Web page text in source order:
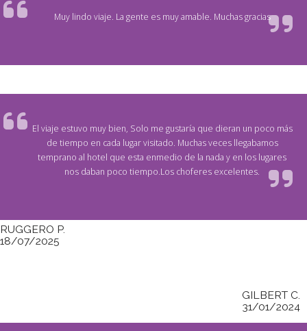
Muy lindo viaje. La gente es muy amable. Muchas gracias
El viaje estuvo muy bien, Solo me gustaría que dieran un poco más
de tiempo en cada lugar visitado. Muchas veces llegabamos
temprano al hotel que esta enmedio de la nada y en los lugares
nos daban poco tiempo.Los choferes excelentes.
RUGGERO P.
18/07/2025
GILBERT C.
31/01/2024